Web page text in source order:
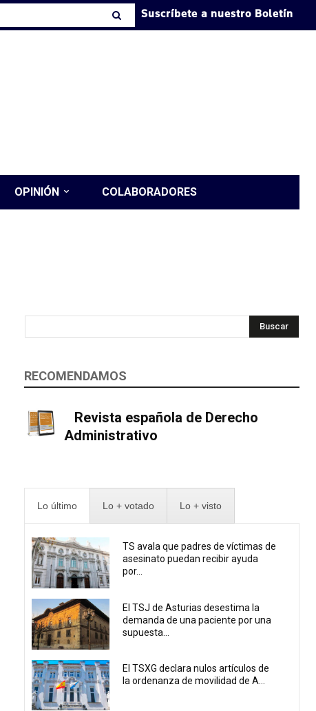
Suscríbete a nuestro Boletín
OPINIÓN COLABORADORES
Buscar
RECOMENDAMOS
Revista española de Derecho
Administrativo
Lo último Lo + votado Lo + visto
TS avala que padres de víctimas de
asesinato puedan recibir ayuda
por...
El TSJ de Asturias desestima la
demanda de una paciente por una
supuesta...
El TSXG declara nulos artículos de
la ordenanza de movilidad de A...